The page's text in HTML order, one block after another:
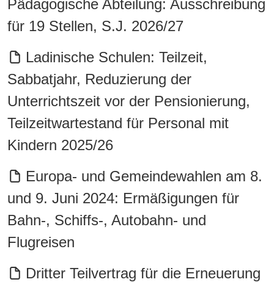
Pädagogische Abteilung: Ausschreibung
für 19 Stellen, S.J. 2026/27
Ladinische Schulen: Teilzeit,
Sabbatjahr, Reduzierung der
Unterrichtszeit vor der Pensionierung,
Teilzeitwartestand für Personal mit
Kindern 2025/26
Europa- und Gemeindewahlen am 8.
und 9. Juni 2024: Ermäßigungen für
Bahn-, Schiffs-, Autobahn- und
Flugreisen
Dritter Teilvertrag für die Erneuerung